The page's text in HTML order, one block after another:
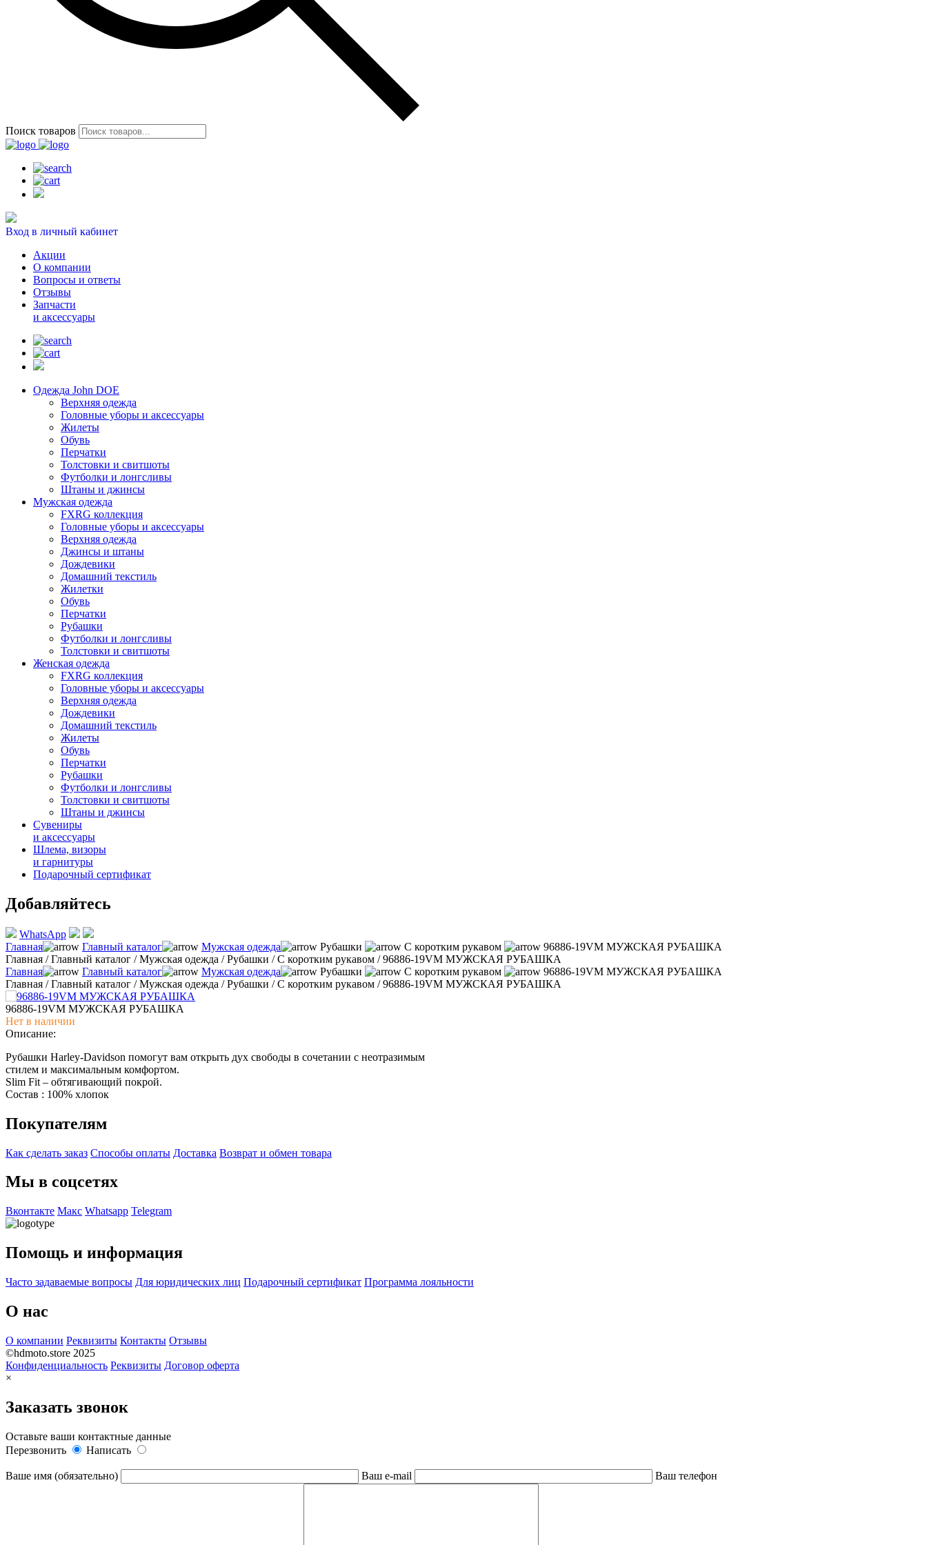
Поиск товаров
Вход в личный кабинет
Акции
О компании
Вопросы и ответы
Отзывы
Запчасти
и аксессуары
Одежда John DOE
Верхняя одежда
Головные уборы и аксессуары
Жилеты
Обувь
Перчатки
Толстовки и свитшоты
Футболки и лонгсливы
Штаны и джинсы
Мужская одежда
FXRG коллекция
Головные уборы и аксессуары
Верхняя одежда
Джинсы и штаны
Дождевики
Домашний текстиль
Жилетки
Обувь
Перчатки
Рубашки
Футболки и лонгсливы
Толстовки и свитшоты
Женская одежда
FXRG коллекция
Головные уборы и аксессуары
Верхняя одежда
Дождевики
Домашний текстиль
Жилеты
Обувь
Перчатки
Рубашки
Футболки и лонгсливы
Толстовки и свитшоты
Штаны и джинсы
Сувениры
и аксессуары
Шлема, визоры
и гарнитуры
Подарочный сертификат
Добавляйтесь
WhatsApp
Главная
Главный каталог Мужская одежда Рубашки С коротким рукавом
96886-19VM МУЖСКАЯ РУБАШКА
Главная /Главный каталог /Мужская одежда /Рубашки /С коротким рукавом /96886-19VM МУЖСКАЯ РУБАШКА
Главная
Главный каталог Мужская одежда Рубашки С коротким рукавом
96886-19VM МУЖСКАЯ РУБАШКА
Главная /Главный каталог /Мужская одежда /Рубашки /С коротким рукавом /96886-19VM МУЖСКАЯ РУБАШКА
96886-19VM МУЖСКАЯ РУБАШКА
Нет в наличии
Описание:
Рубашки Harley-Davidson помогут вам открыть дух свободы в сочетании с неотразимым
стилем и максимальным комфортом.
Slim Fit – обтягивающий покрой.
Состав : 100% хлопок
Покупателям
Как сделать заказ Способы оплаты Доставка Возврат и обмен товара
Мы в соцсетях
Вконтакте Макс Whatsapp Telegram
Помощь и информация
Часто задаваемые вопросы Для юридических лиц Подарочный сертификат Программа лояльности
О нас
О компании Реквизиты Контакты Отзывы
©hdmoto.store 2025
Конфиденциальность Реквизиты Договор оферта
×
Заказать звонок
Оставьте ваши контактные данные
Перезвонить
Написать
Ваше имя (обязательно) Ваш e-mail Ваш телефон